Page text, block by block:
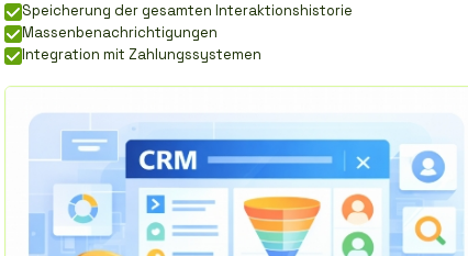
Speicherung der gesamten Interaktionshistorie
Massenbenachrichtigungen
Integration mit Zahlungssystemen